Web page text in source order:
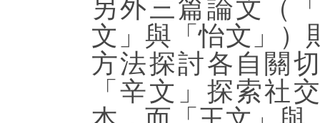
另外三篇論文（
文」與「怡文」）
方法探討各自關
「辛文」探索社